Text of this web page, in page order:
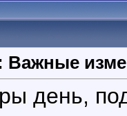
Важные
день,